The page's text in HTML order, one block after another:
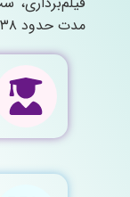
مدت حدود ۳۸ سال فعالیت انجمن ...